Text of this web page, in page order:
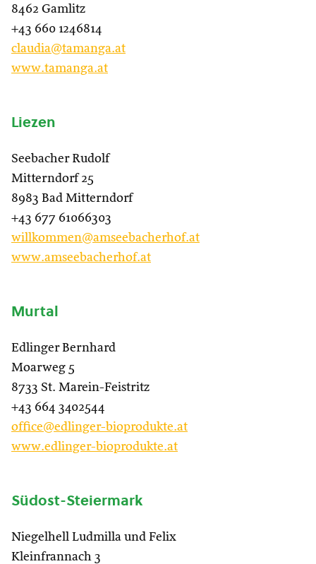
8462 Gamlitz
+43 660 1246814
claudia@tamanga.at
www.tamanga.at
Liezen
Seebacher Rudolf
Mitterndorf 25
8983 Bad Mitterndorf
+43 677 61066303
willkommen@amseebacherhof.at
www.amseebacherhof.at
Murtal
Edlinger Bernhard
Moarweg 5
8733 St. Marein-Feistritz
+43 664 3402544
office@edlinger-bioprodukte.at
www.edlinger-bioprodukte.at
Südost-Steiermark
Niegelhell Ludmilla und Felix
Kleinfrannach 3